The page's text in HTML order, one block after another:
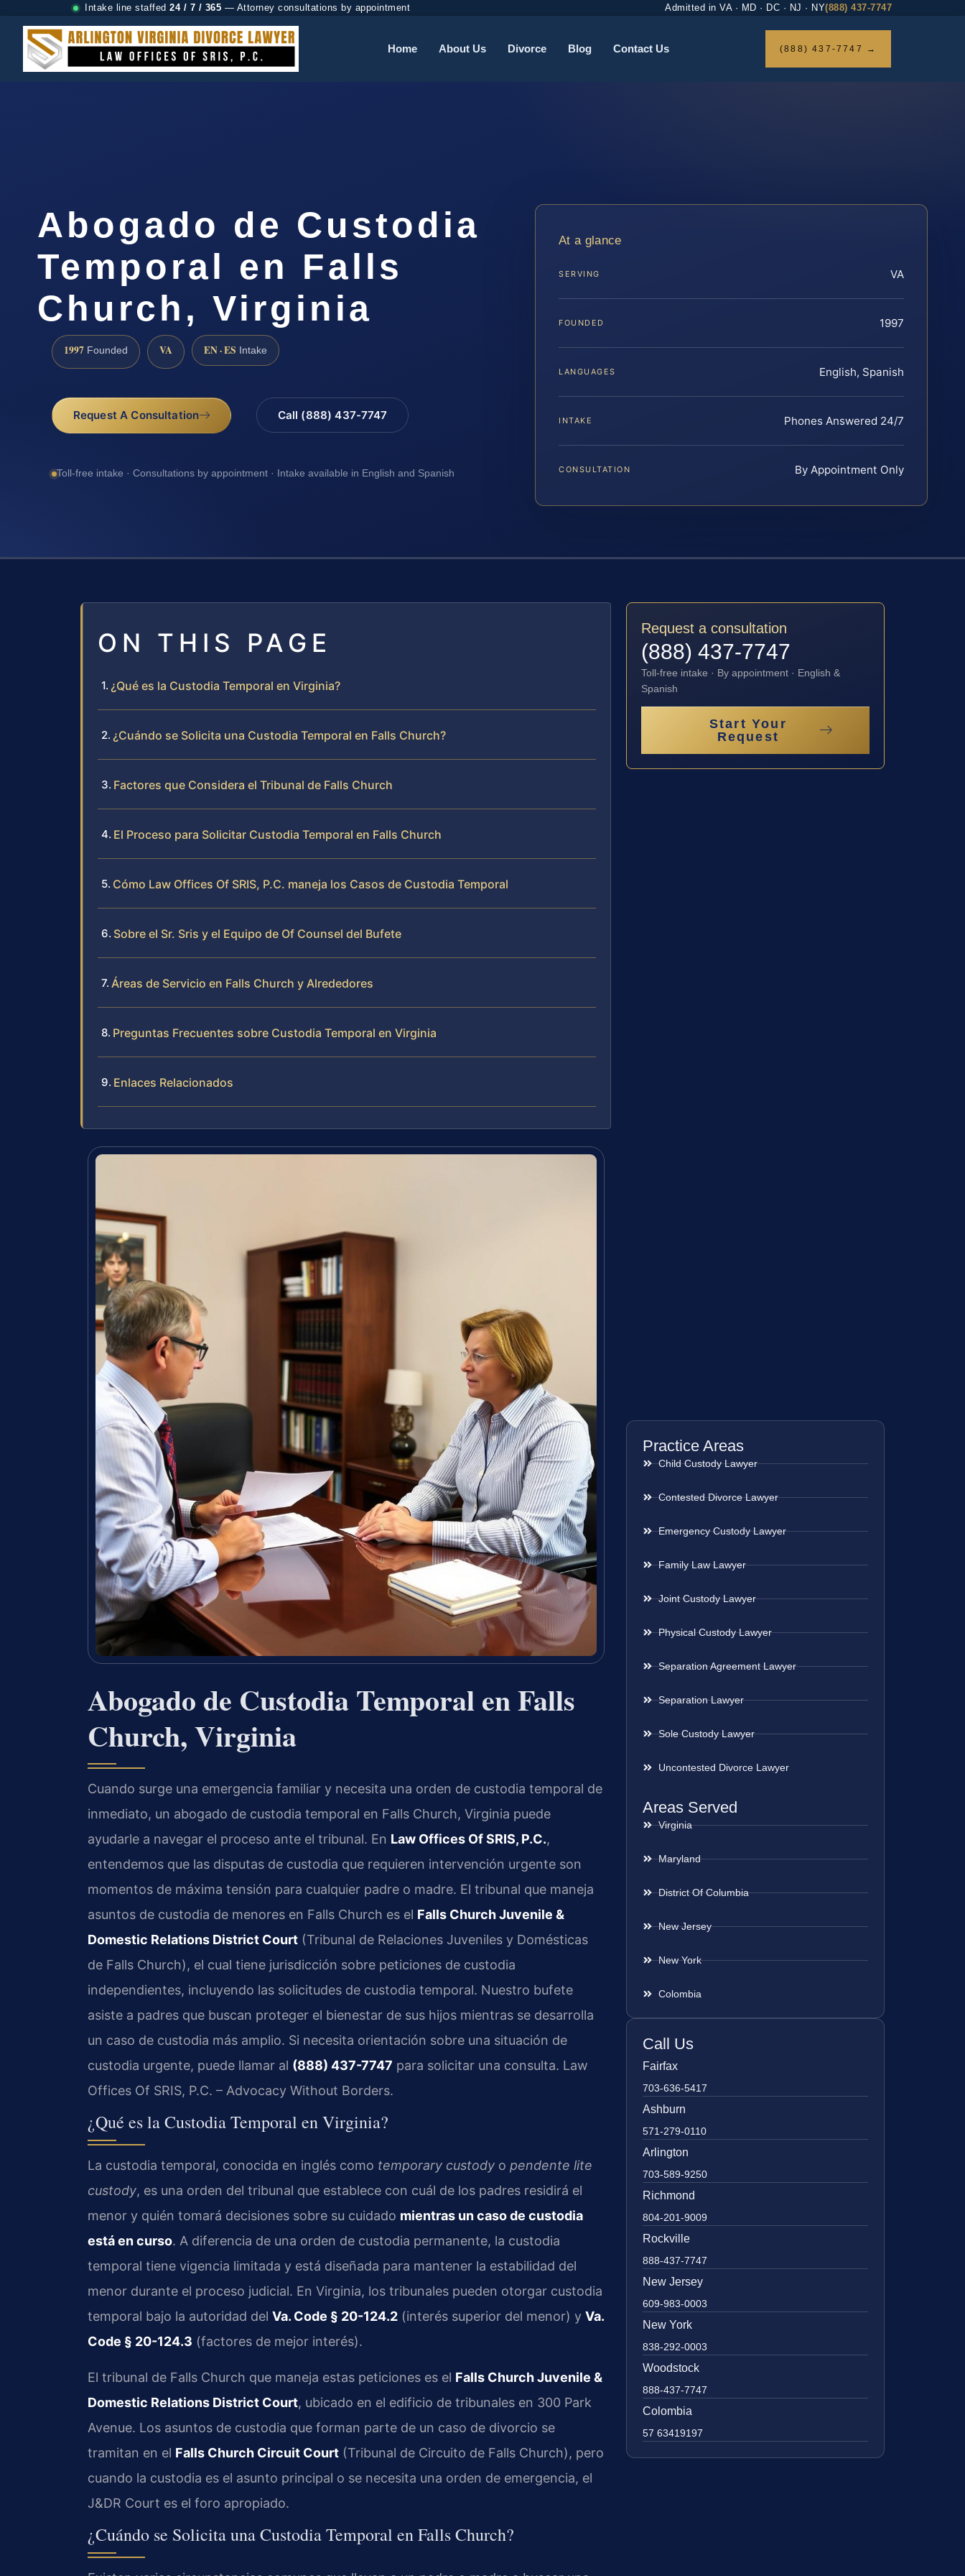
Intake line staffed 24 / 7 / 365 — Attorney consultations by appointment Admitted in VA · MD · DC · NJ · NY(888) 437-7747
Home About Us Divorce Blog Contact Us (888) 437-7747 →
Abogado de Custodia
Temporal en Falls
Church, Virginia
1997 Founded VA EN · ES Intake
Request A Consultation Call (888) 437-7747
Toll-free intake · Consultations by appointment · Intake available in English and Spanish
At a glance
SERVING VA
FOUNDED 1997
LANGUAGES English, Spanish
INTAKE Phones Answered 24/7
CONSULTATION By Appointment Only
ON THIS PAGE
¿Qué es la Custodia Temporal en Virginia?
¿Cuándo se Solicita una Custodia Temporal en Falls Church?
Factores que Considera el Tribunal de Falls Church
El Proceso para Solicitar Custodia Temporal en Falls Church
Cómo Law Offices Of SRIS, P.C. maneja los Casos de Custodia Temporal
Sobre el Sr. Sris y el Equipo de Of Counsel del Bufete
Áreas de Servicio en Falls Church y Alrededores
Preguntas Frecuentes sobre Custodia Temporal en Virginia
Enlaces Relacionados
Abogado de Custodia Temporal en Falls
Church, Virginia
Cuando surge una emergencia familiar y necesita una orden de custodia temporal de
inmediato, un abogado de custodia temporal en Falls Church, Virginia puede
ayudarle a navegar el proceso ante el tribunal. En Law Offices Of SRIS, P.C.,
entendemos que las disputas de custodia que requieren intervención urgente son
momentos de máxima tensión para cualquier padre o madre. El tribunal que maneja
asuntos de custodia de menores en Falls Church es el Falls Church Juvenile &
Domestic Relations District Court (Tribunal de Relaciones Juveniles y Domésticas
de Falls Church), el cual tiene jurisdicción sobre peticiones de custodia
independientes, incluyendo las solicitudes de custodia temporal. Nuestro bufete
asiste a padres que buscan proteger el bienestar de sus hijos mientras se desarrolla
un caso de custodia más amplio. Si necesita orientación sobre una situación de
custodia urgente, puede llamar al (888) 437-7747 para solicitar una consulta. Law
Offices Of SRIS, P.C. – Advocacy Without Borders.
¿Qué es la Custodia Temporal en Virginia?
La custodia temporal, conocida en inglés como temporary custody o pendente lite
custody, es una orden del tribunal que establece con cuál de los padres residirá el
menor y quién tomará decisiones sobre su cuidado mientras un caso de custodia
está en curso. A diferencia de una orden de custodia permanente, la custodia
temporal tiene vigencia limitada y está diseñada para mantener la estabilidad del
menor durante el proceso judicial. En Virginia, los tribunales pueden otorgar custodia
temporal bajo la autoridad del Va. Code § 20-124.2 (interés superior del menor) y Va.
Code § 20-124.3 (factores de mejor interés).
El tribunal de Falls Church que maneja estas peticiones es el Falls Church Juvenile &
Domestic Relations District Court, ubicado en el edificio de tribunales en 300 Park
Avenue. Los asuntos de custodia que forman parte de un caso de divorcio se
tramitan en el Falls Church Circuit Court (Tribunal de Circuito de Falls Church), pero
cuando la custodia es el asunto principal o se necesita una orden de emergencia, el
J&DR Court es el foro apropiado.
¿Cuándo se Solicita una Custodia Temporal en Falls Church?
Request a consultation
(888) 437-7747
Toll-free intake · By appointment · English &
Spanish
Start Your
Request
Practice Areas
Child Custody Lawyer
Contested Divorce Lawyer
Emergency Custody Lawyer
Family Law Lawyer
Joint Custody Lawyer
Physical Custody Lawyer
Separation Agreement Lawyer
Separation Lawyer
Sole Custody Lawyer
Uncontested Divorce Lawyer
Areas Served
Virginia
Maryland
District Of Columbia
New Jersey
New York
Colombia
Call Us
Fairfax
703-636-5417
Ashburn
571-279-0110
Arlington
703-589-9250
Richmond
804-201-9009
Rockville
888-437-7747
New Jersey
609-983-0003
New York
838-292-0003
Woodstock
888-437-7747
Colombia
57 63419197